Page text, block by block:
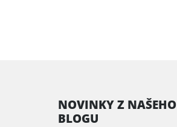
NOVINKY Z NAŠEHO
BLOGU